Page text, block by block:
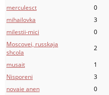
merculesct
0
mihailovka
3
milestii-mici
0
Moscovei, russkaja
shcola
2
musait
1
Nisporeni
3
novaie anen
0